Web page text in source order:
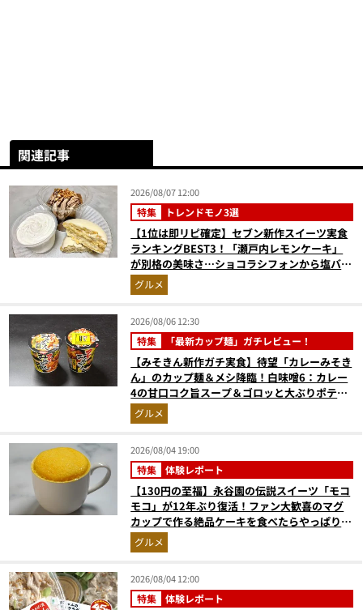
関連記事
2026/08/07 12:00
特集 トレンドモノ3選
【1位は即リピ確定】セブン新作スイーツ実食
ランキングBEST3！「瀬戸内レモンケーキ」
が別格の美味さ…ショコラシフォンから塩バニ
ラプリンまで本気レビュー
グルメ
2026/08/06 12:30
特集 「最新カップ麺」ガチレビュー！
【みそきん新作ガチ実食】待望「カレーみそき
ん」のカップ麺＆メシ降臨！白味噌6：カレー
4の甘口コク旨スープ＆ゴロッと大ぶりポテト
に歓喜
グルメ
2026/08/04 19:00
特集 体験レポート
【130円の至福】永谷園の伝説スイーツ「モコ
モコ」が12年ぶり復活！ファン大歓喜のマグ
カップで作る絶品ケーキを食べたらやっぱり最
高にウマかった
グルメ
2026/08/04 12:00
特集 体験レポート